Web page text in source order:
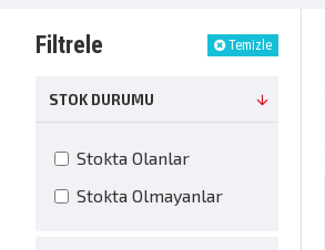
Filtrele Temizle
STOK DURUMU
Stokta Olanlar
Stokta Olmayanlar